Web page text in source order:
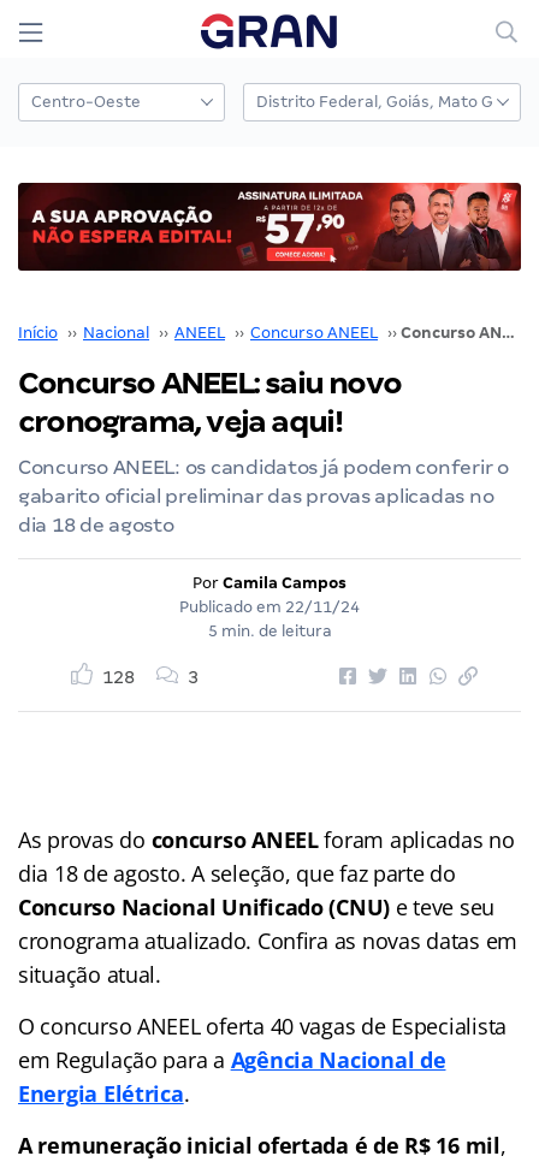
Início ›› Nacional ›› ANEEL ›› Concurso ANEEL ›› Concurso ANEEL: saiu novo cronograma, veja aqui!
Concurso ANEEL: saiu novo
cronograma, veja aqui!
Concurso ANEEL: os candidatos já podem conferir o
gabarito oficial preliminar das provas aplicadas no
dia 18 de agosto
Por Camila Campos
Publicado em 22/11/24
5 min. de leitura
128 3
As provas do concurso ANEELforam aplicadas no
dia 18 de agosto. A seleção, que faz parte do
Concurso Nacional Unificado (CNU) e teve seu
cronograma atualizado. Confira as novas datas em
situação atual.
O concurso ANEEL oferta 40 vagas de Especialista
em Regulação para a Agência Nacional de
Energia Elétrica.
A remuneração inicial ofertada é de R$ 16 mil,